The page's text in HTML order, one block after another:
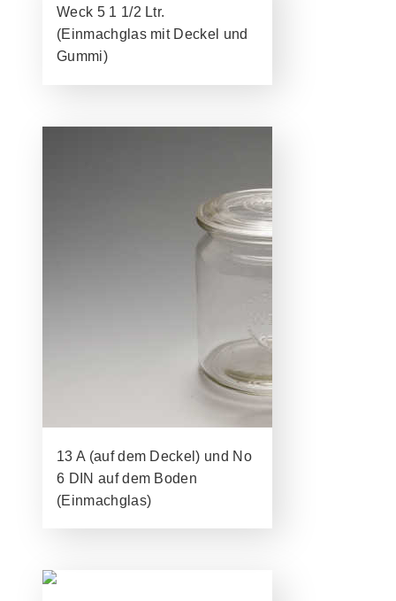
Weck 5 1 1/2 Ltr.
(Einmachglas mit Deckel und
Gummi)
13 A (auf dem Deckel) und No
6 DIN auf dem Boden
(Einmachglas)